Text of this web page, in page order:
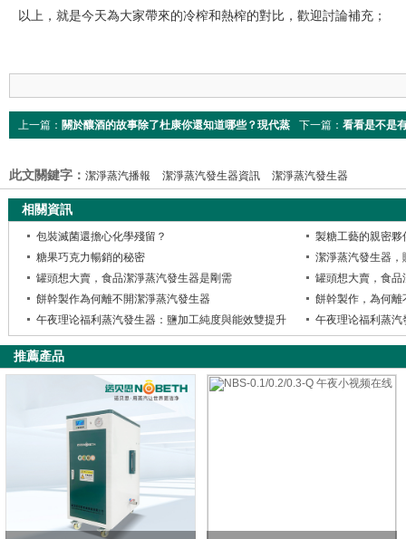
以上，就是今天為大家帶來的冷榨和熱榨的對比，歡迎討論補充；
下一篇： 看看是不是
上一篇： 關於釀酒的故事除了杜康你還知道哪些？現代蒸
此文關鍵字： 潔淨蒸汽播報 潔淨蒸汽發生器資訊 潔淨蒸汽發生器
相關資訊
包裝滅菌還擔心化學殘留？
製糖工藝的親密夥
糖果巧克力暢銷的秘密
潔淨蒸汽發生器
罐頭想大賣，食品潔淨蒸汽發生器是剛需
罐頭想大賣，食
餅幹製作為何離不開潔淨蒸汽發生器
餅幹製作，為何
午夜理论福利蒸汽發生器：鹽加工純度與能效雙提升
推薦產品